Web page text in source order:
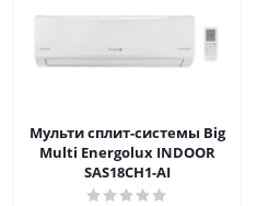
Мульти сплит-системы Big
Multi Energolux INDOOR
SAS18CH1-AI